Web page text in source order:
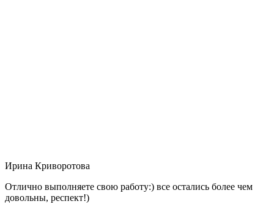
Ирина Криворотова
Отлично выполняете свою работу:) все остались более чем
довольны, респект!)